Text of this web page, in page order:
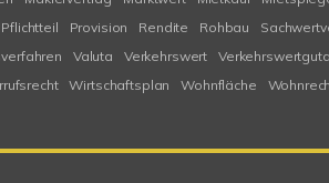
Pflichtteil Provision Rendite Rohbau
Valuta Verkehrswert
Wirtschaftsplan Wohnfläche